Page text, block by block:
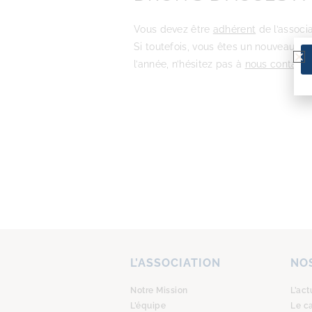
Vous devez être adhérent de
Si toutefois, vous êtes un nouveau
l’année, n’hésitez pas à nous contacter
L’ASSOCIATION
Notre Mission
L’équipe
Le